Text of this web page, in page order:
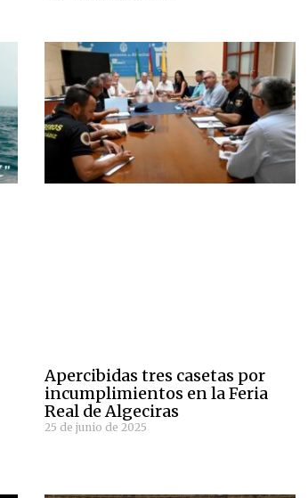
Apercibidas tres casetas por
incumplimientos en la Feria
Real de Algeciras
25 de junio de 2025